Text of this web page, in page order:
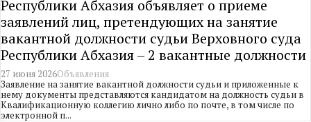
Республики Абхазия объявляет о приеме
заявлений лиц, претендующих на занятие
вакантной должности судьи Верховного суда
Республики Абхазия – 2 вакантные должности
27 июня 2026Объявления
Заявление на занятие вакантной должности судьи и приложенные к
нему документы представляются кандидатом на должность судьи в
Квалификационную коллегию лично либо по почте, в том числе по
электронной п...